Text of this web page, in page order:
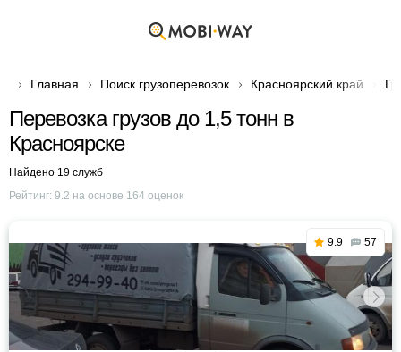
Главная Поиск грузоперевозок Красноярский край
Перевозка грузов до 1,5 тонн в
Красноярске
Найдено 19 служб
Рейтинг: 9.2 на основе 164 оценок
9.9 57